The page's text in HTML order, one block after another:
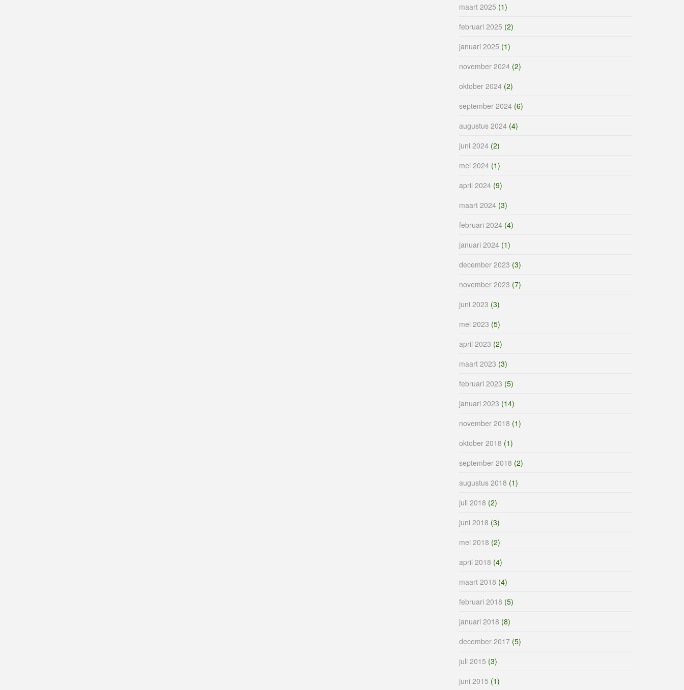
maart 2025 (1)
februari 2025 (2)
januari 2025 (1)
november 2024 (2)
oktober 2024 (2)
september 2024 (6)
augustus 2024 (4)
juni 2024 (2)
mei 2024 (1)
april 2024 (9)
maart 2024 (3)
februari 2024 (4)
januari 2024 (1)
december 2023 (3)
november 2023 (7)
juni 2023 (3)
mei 2023 (5)
april 2023 (2)
maart 2023 (3)
februari 2023 (5)
januari 2023 (14)
november 2018 (1)
oktober 2018 (1)
september 2018 (2)
augustus 2018 (1)
juli 2018 (2)
juni 2018 (3)
mei 2018 (2)
april 2018 (4)
maart 2018 (4)
februari 2018 (5)
januari 2018 (8)
december 2017 (5)
juli 2015 (3)
juni 2015 (1)